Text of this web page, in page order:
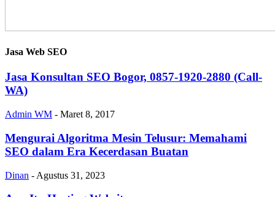
Jasa Web SEO
Jasa Konsultan SEO Bogor, 0857-1920-2880 (Call-
WA)
Admin WM - Maret 8, 2017
Mengurai Algoritma Mesin Telusur: Memahami
SEO dalam Era Kecerdasan Buatan
Dinan - Agustus 31, 2023